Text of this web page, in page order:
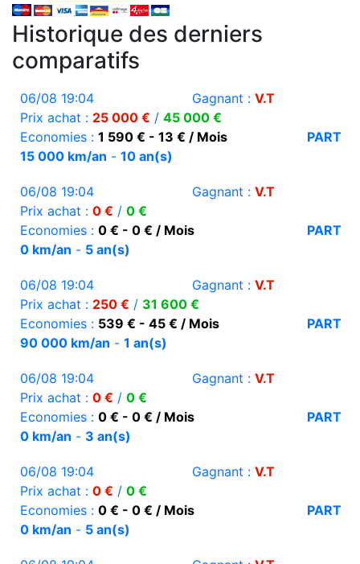
Historique des derniers
comparatifs
06/08 19:04 Gagnant : V.T
Prix achat : 25 000 € / 45 000 €
Economies : 1 590 € - 13 € / Mois
PART
15 000 km/an - 10 an(s)
06/08 19:04 Gagnant : V.T
Prix achat : 0 € / 0 €
Economies : 0 € - 0 € / Mois
PART
0 km/an - 5 an(s)
06/08 19:04 Gagnant : V.T
Prix achat : 250 € / 31 600 €
Economies : 539 € - 45 € / Mois
PART
90 000 km/an - 1 an(s)
06/08 19:04 Gagnant : V.T
Prix achat : 0 € / 0 €
Economies : 0 € - 0 € / Mois
PART
0 km/an - 3 an(s)
06/08 19:04 Gagnant : V.T
Prix achat : 0 € / 0 €
Economies : 0 € - 0 € / Mois
PART
0 km/an - 5 an(s)